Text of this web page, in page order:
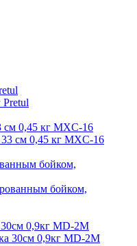
см 0,45 кг MXC-16
бойком,
0,9кг MD-2M